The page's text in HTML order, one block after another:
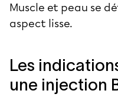
Muscle et peau se
aspect lisse.
Les
une injection